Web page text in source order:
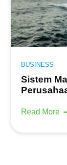
BUSINESS
Sistem
Read More